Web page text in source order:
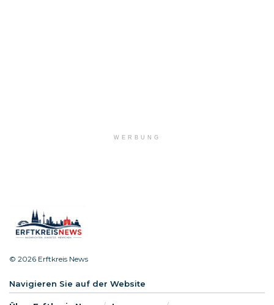
WERBUNG
© 2026 Erftkreis News
Navigieren Sie auf der Website